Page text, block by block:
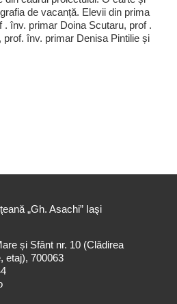
de vacanță. Elevii din prima
. înv. primar Doina Scutaru, prof .
înv. primar Denisa Pintilie și
și Sfânt nr. 10 (Clădirea
etaj), 700063